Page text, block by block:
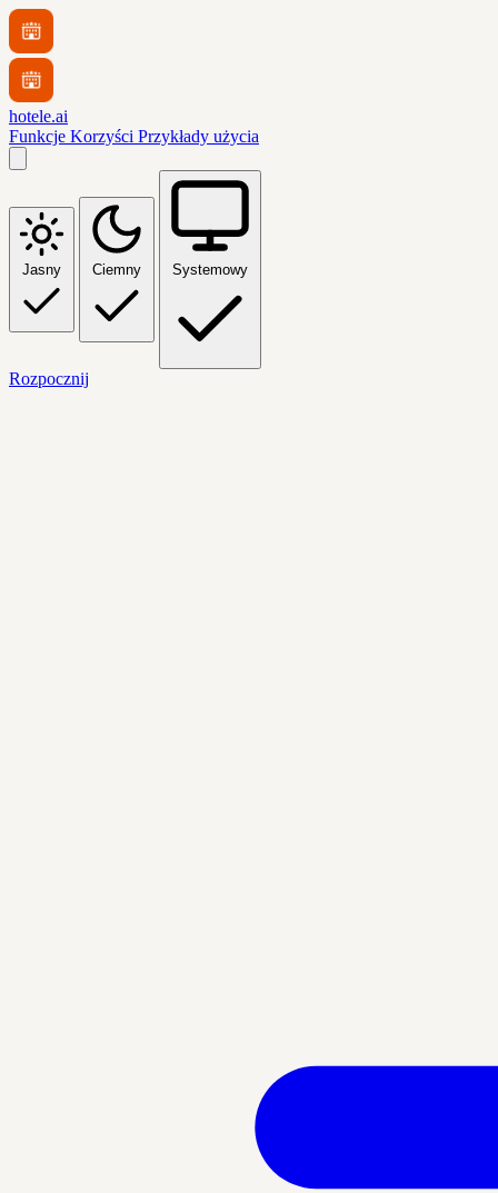
hotele.ai
Funkcje Korzyści Przykłady użycia
Jasny Ciemny Systemowy
Rozpocznij